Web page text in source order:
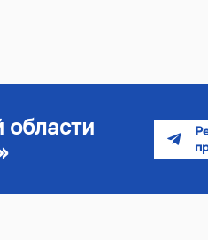
области